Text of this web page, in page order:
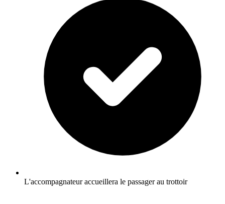
L'accompagnateur accueillera le passager au trottoir